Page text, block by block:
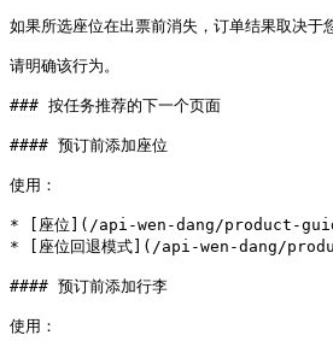
如果所选座位在出票前消失，订单结果取决于
请明确该行为。
### 按任务推荐的下一个页面
#### 预订前添加座位
使用：
* [座位](/api-wen-dang/product-
* [座位回退模式](/api-wen-dang/
#### 预订前添加行李
使用：